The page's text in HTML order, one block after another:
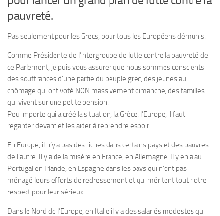
pauvreté.
Pas seulement pour les Grecs, pour tous les Européens démunis.
Comme Présidente de l’intergroupe de lutte contre la pauvreté de
ce Parlement, je puis vous assurer que nous sommes conscients
des souffrances d’une partie du peuple grec, des jeunes au
chômage qui ont voté NON massivement dimanche, des familles
qui vivent sur une petite pension.
Peu importe qui a créé la situation, la Grèce, l’Europe, il faut
regarder devant et les aider à reprendre espoir.
En Europe, il n’y a pas des riches dans certains pays et des pauvres
de l’autre. Il y a de la misère en France, en Allemagne. Il y en a au
Portugal en Irlande, en Espagne dans les pays qui n’ont pas
ménagé leurs efforts de redressement et qui méritent tout notre
respect pour leur sérieux.
Dans le Nord de l’Europe, en Italie il y a des salariés modestes qui